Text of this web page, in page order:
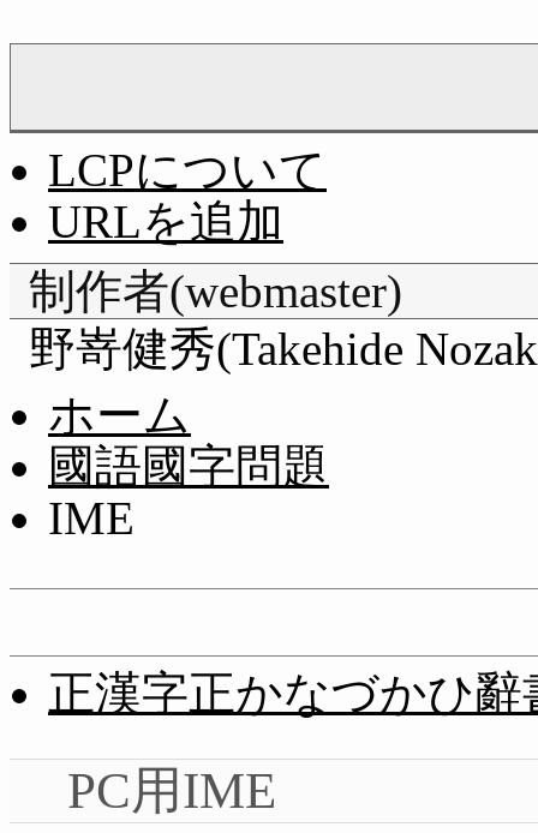
LCPについて
URLを追加
制作者(webmaster)
野嵜健秀(Takehide
ホーム
國語國字問題
IME
正漢字正かなづかひ辭
PC用IME